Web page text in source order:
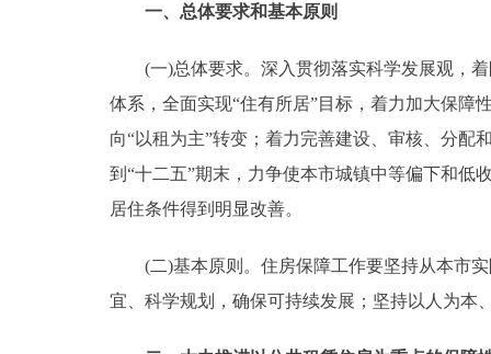
便民服务
中介服务
政民互动
参与调查
一、总体要求和基本原则
(一)总体要求。深入贯彻落实科学发展观，着
体系，全面实现“住有所居”目标，着力加大保障
向“以租为主”转变；着力完善建设、审核、分配
到“十二五”期末，力争使本市城镇中等偏下和低
居住条件得到明显改善。
(二)基本原则。住房保障工作要坚持从本市实
宜、科学规划，确保可持续发展；坚持以人为本